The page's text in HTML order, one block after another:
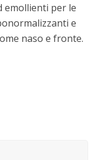
emollienti per le
e
naso e fronte.